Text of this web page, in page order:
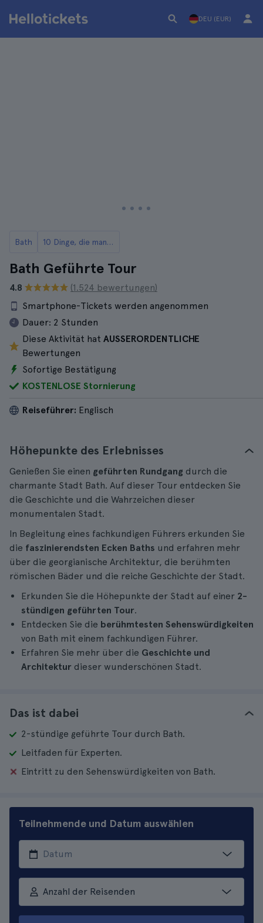
DEU (EUR)
Bath 10 Dinge, die man in Bath tun kann
Bath Geführte Tour
4.8
(1.524 bewertungen)
Smartphone-Tickets werden angenommen
Dauer: 2 Stunden
Diese Aktivität hat AUSSERORDENTLICHE
Bewertungen
Sofortige Bestätigung
KOSTENLOSE Stornierung
Reiseführer: Englisch
Höhepunkte des Erlebnisses
Genießen Sie einen geführten Rundgang durch die
charmante Stadt Bath. Auf dieser Tour entdecken Sie
die Geschichte und die Wahrzeichen dieser
monumentalen Stadt.
In Begleitung eines fachkundigen Führers erkunden Sie
die faszinierendsten Ecken Baths und erfahren mehr
über die georgianische Architektur, die berühmten
römischen Bäder und die reiche Geschichte der Stadt.
Erkunden Sie die Höhepunkte der Stadt auf einer 2-
stündigen geführten Tour.
Entdecken Sie die berühmtesten Sehenswürdigkeiten
von Bath mit einem fachkundigen Führer.
Erfahren Sie mehr über die Geschichte und
Architektur dieser wunderschönen Stadt.
Das ist dabei
2-stündige geführte Tour durch Bath.
Leitfaden für Experten.
Eintritt zu den Sehenswürdigkeiten von Bath.
Teilnehmende und Datum auswählen
Anzahl der Reisenden